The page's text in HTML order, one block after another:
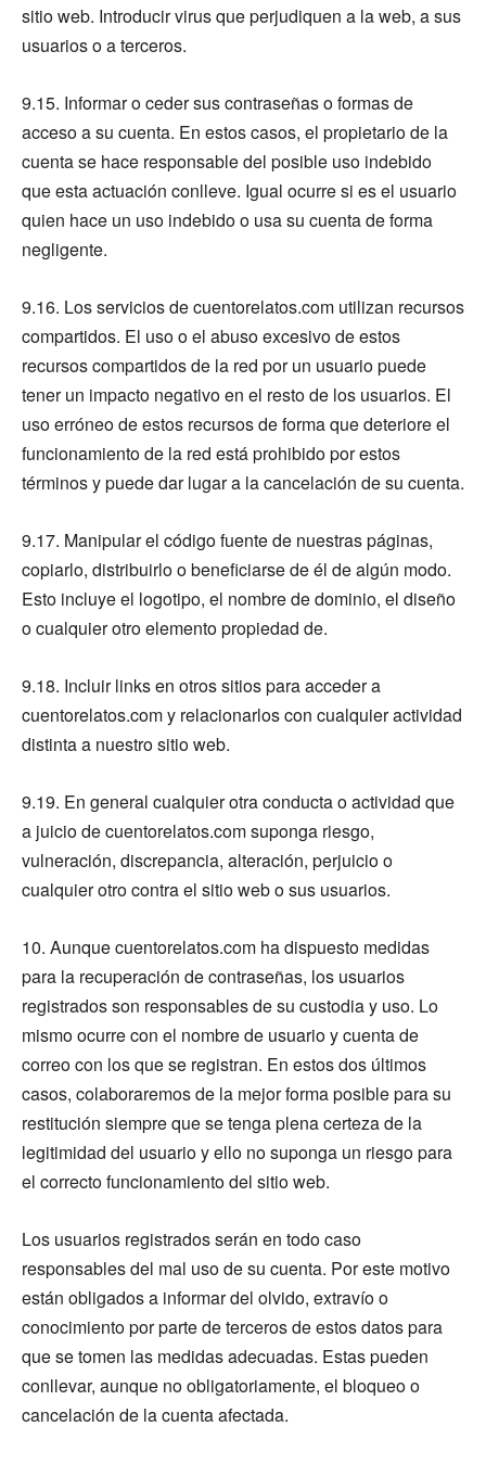
sitio web. Introducir virus que perjudiquen a la web, a sus
usuarios o a terceros.
9.15. Informar o ceder sus contraseñas o formas de
acceso a su cuenta. En estos casos, el propietario de la
cuenta se hace responsable del posible uso indebido
que esta actuación conlleve. Igual ocurre si es el usuario
quien hace un uso indebido o usa su cuenta de forma
negligente.
9.16. Los servicios de cuentorelatos.com utilizan recursos
compartidos. El uso o el abuso excesivo de estos
recursos compartidos de la red por un usuario puede
tener un impacto negativo en el resto de los usuarios. El
uso erróneo de estos recursos de forma que deteriore el
funcionamiento de la red está prohibido por estos
términos y puede dar lugar a la cancelación de su cuenta.
9.17. Manipular el código fuente de nuestras páginas,
copiarlo, distribuirlo o beneficiarse de él de algún modo.
Esto incluye el logotipo, el nombre de dominio, el diseño
o cualquier otro elemento propiedad de.
9.18. Incluir links en otros sitios para acceder a
cuentorelatos.com y relacionarlos con cualquier actividad
distinta a nuestro sitio web.
9.19. En general cualquier otra conducta o actividad que
a juicio de cuentorelatos.com suponga riesgo,
vulneración, discrepancia, alteración, perjuicio o
cualquier otro contra el sitio web o sus usuarios.
10. Aunque cuentorelatos.com ha dispuesto medidas
para la recuperación de contraseñas, los usuarios
registrados son responsables de su custodia y uso. Lo
mismo ocurre con el nombre de usuario y cuenta de
correo con los que se registran. En estos dos últimos
casos, colaboraremos de la mejor forma posible para su
restitución siempre que se tenga plena certeza de la
legitimidad del usuario y ello no suponga un riesgo para
el correcto funcionamiento del sitio web.
Los usuarios registrados serán en todo caso
responsables del mal uso de su cuenta. Por este motivo
están obligados a informar del olvido, extravío o
conocimiento por parte de terceros de estos datos para
que se tomen las medidas adecuadas. Estas pueden
conllevar, aunque no obligatoriamente, el bloqueo o
cancelación de la cuenta afectada.